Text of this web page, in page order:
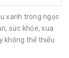
xanh trong ngọc
sức khỏe, xua
không thể thiếu